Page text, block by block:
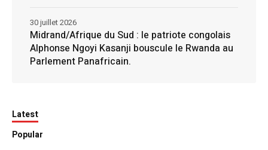
Midrand/Afrique du Sud : le patriote congolais
Alphonse Ngoyi Kasanji bouscule le Rwanda au
Parlement Panafricain.
30 juillet 2026
Latest
Popular